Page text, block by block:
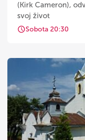
(Kirk Cameron),
svoj život
Sobota 20:30